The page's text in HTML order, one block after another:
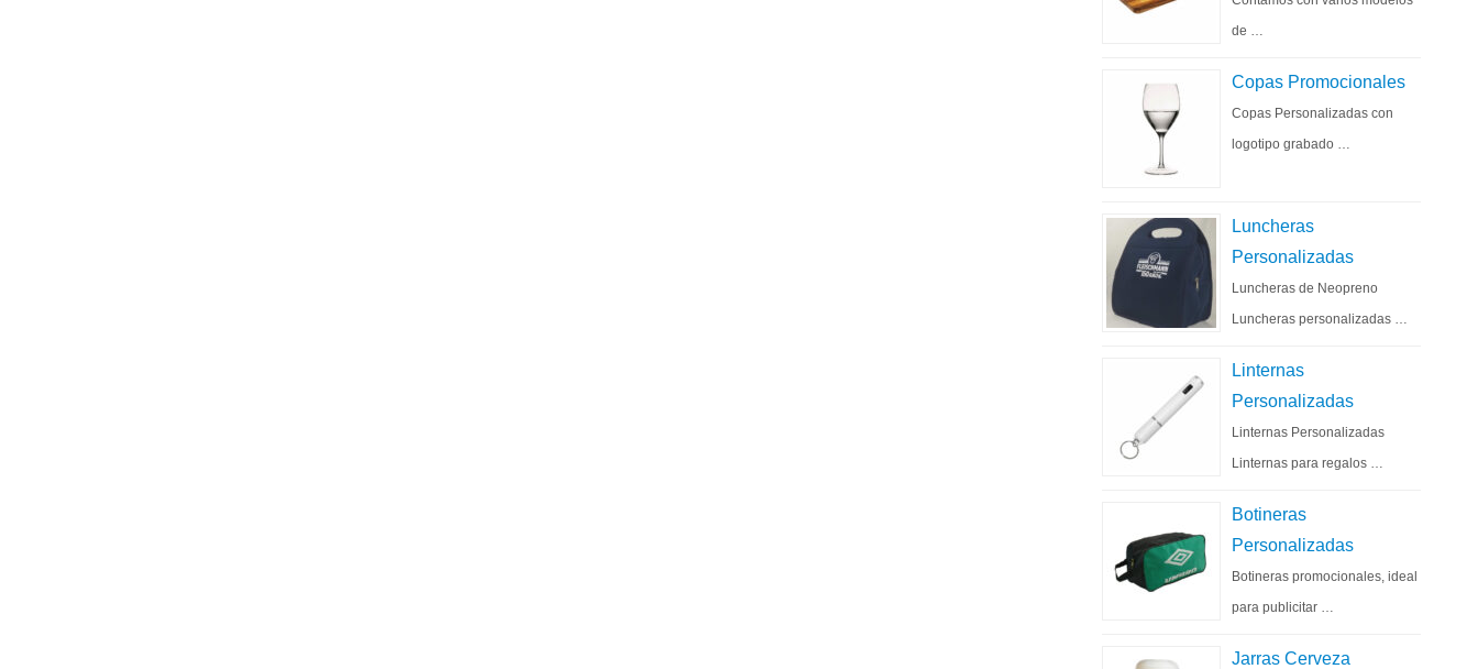
de …
Copas Promocionales
Copas Personalizadas con
logotipo grabado …
Luncheras
Personalizadas
Luncheras de Neopreno
Luncheras personalizadas …
Linternas
Personalizadas
Linternas Personalizadas
Linternas para regalos …
Botineras
Personalizadas
Botineras promocionales, ideal
para publicitar …
Jarras Cerveza